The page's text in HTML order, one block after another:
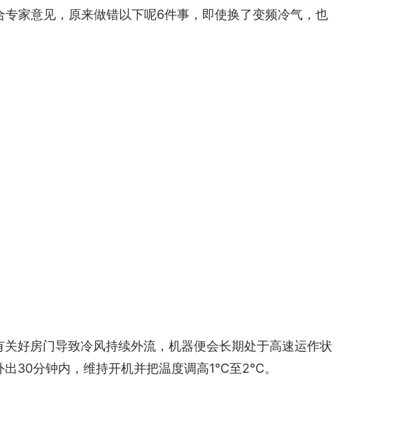
家意见，原来做错以下呢6件事，即使换了变频冷气，也
好房门导致冷风持续外流，机器便会长期处于高速运作状
30分钟内，维持开机并把温度调高1°C至2°C。